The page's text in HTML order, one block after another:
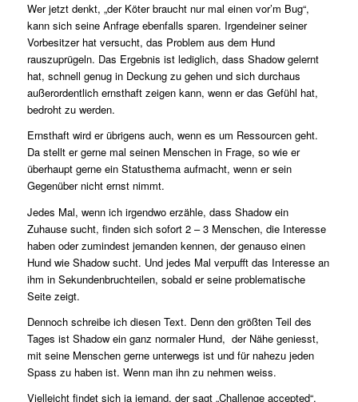
Wer jetzt denkt, „der Köter braucht nur mal einen vor’m Bug“,
kann sich seine Anfrage ebenfalls sparen. Irgendeiner seiner
Vorbesitzer hat versucht, das Problem aus dem Hund
rauszuprügeln. Das Ergebnis ist lediglich, dass Shadow gelernt
hat, schnell genug in Deckung zu gehen und sich durchaus
außerordentlich ernsthaft zeigen kann, wenn er das Gefühl hat,
bedroht zu werden.
Ernsthaft wird er übrigens auch, wenn es um Ressourcen geht.
Da stellt er gerne mal seinen Menschen in Frage, so wie er
überhaupt gerne ein Statusthema aufmacht, wenn er sein
Gegenüber nicht ernst nimmt.
Jedes Mal, wenn ich irgendwo erzähle, dass Shadow ein
Zuhause sucht, finden sich sofort 2 – 3 Menschen, die Interesse
haben oder zumindest jemanden kennen, der genauso einen
Hund wie Shadow sucht. Und jedes Mal verpufft das Interesse an
ihm in Sekundenbruchteilen, sobald er seine problematische
Seite zeigt.
Dennoch schreibe ich diesen Text. Denn den größten Teil des
Tages ist Shadow ein ganz normaler Hund, der Nähe geniesst,
mit seine Menschen gerne unterwegs ist und für nahezu jeden
Spass zu haben ist. Wenn man ihn zu nehmen weiss.
Vielleicht findet sich ja jemand, der sagt „Challenge accepted“.